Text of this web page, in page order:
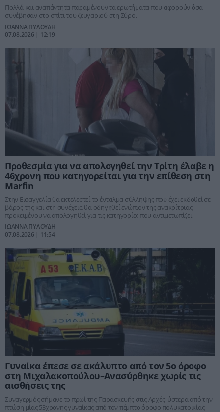
Πολλά και αναπάντητα παραμένουν τα ερωτήματα που αφορούν όσα
συνέβησαν στο σπίτι του ζευγαριού στη Σύρο.
ΙΩΑΝΝΑ ΠΥΛΟΥΔΗ
07.08.2026 | 12:19
Προθεσμία για να απολογηθεί την Τρίτη έλαβε η
46χρονη που κατηγορείται για την επίθεση στη
Marfin
Στην Εισαγγελία θα εκτελεστεί το ένταλμα σύλληψης που έχει εκδοθεί σε
βάρος της και στη συνέχεια θα οδηγηθεί ενώπιον της ανακρίτριας,
προκειμένου να απολογηθεί για τις κατηγορίες που αντιμετωπίζει
ΙΩΑΝΝΑ ΠΥΛΟΥΔΗ
07.08.2026 | 11:54
Γυναίκα έπεσε σε ακάλυπτο από τον 5ο όροφο
στη Μιχαλακοπούλου–Ανασύρθηκε χωρίς τις
αισθήσεις της
Συναγερμός σήμανε το πρωί της Παρασκευής στις Αρχές, ύστερα από την
πτώση μίας 53χρονης γυναίκας από τον πέμπτο όροφο πολυκατοικίας